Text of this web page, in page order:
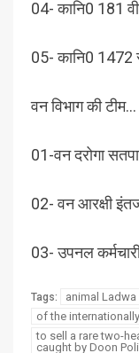
04- कानि0 181
05- कानि0 1472
वन विभाग की टीम…
01-वन दरोगा
02- वन आरक्षी
03- उपनल
Tags: animal
of the internationally
to sell a rare two-
caught by Doon